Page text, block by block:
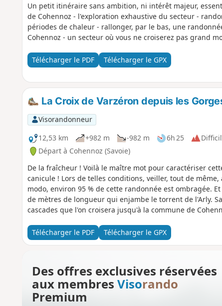
Un petit itinéraire sans ambition, ni intérêt majeur,
de Cohennoz - l'exploration exhaustive du secteur -
périodes de chaleur - rallonger, par le bas, une
Cohennoz - un secteur où vous ne croiserez pas grand
Télécharger le PDF Télécharger le GPX
La Croix de Varzéron depuis les
Visorandonneur
12,53 km
+982 m -982 m 6h 25
Départ à Cohennoz (Savoie)
De la fraîcheur ! Voilà le maître mot pour caractériser
canicule ! Lors de telles conditions, veiller, tout de
modo, environ 95 % de cette randonnée est ombragée.
de mètres de longueur qui enjambe le torrent de l'Arly.
cascades que l'on croisera jusqu'à la commune de
Télécharger le PDF
Télécharger le GPX
Des offres exclusives réservées
aux membres Visorando
Premium